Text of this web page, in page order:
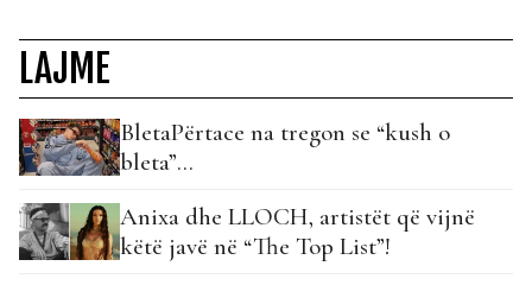
LAJME
BletaPërtace na tregon se “kush o
bleta”…
Anixa dhe LLOCH, artistët që vijnë
këtë javë në “The Top List”!